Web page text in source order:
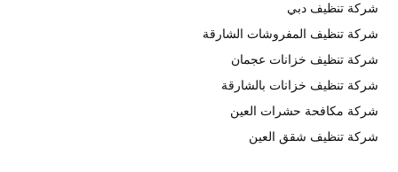
شركة تنظيف دبي
شركة تنظيف المفروشات الشارقة
شركة تنظيف خزانات عجمان
شركة تنظيف خزانات بالشارقة
شركة مكافحة حشرات العين
شركة تنظيف شقق العين